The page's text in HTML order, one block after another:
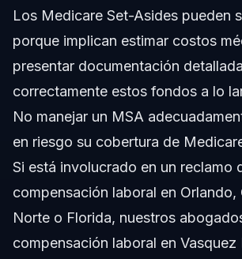
Los Medicare Set-Asides pueden
porque implican estimar costos
presentar documentación
correctamente estos fondos a lo
No manejar un MSA
en riesgo su cobertura de
Si está involucrado en un reclamo
compensación laboral en Orlando,
Norte o Florida, nuestros
compensación laboral en Vasquez